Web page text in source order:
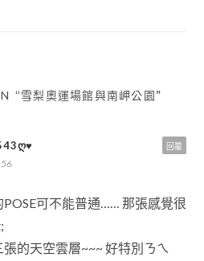
雪梨奧運場館與南岬公園”
可不能普通…… 那張感覺很
的天空雲層~~~ 好特別ㄋㄟ
回覆